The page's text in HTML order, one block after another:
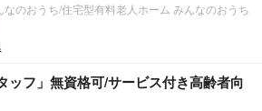
のおうち/住宅型有料老人ホーム みんなのおうち
ッフ」無資格可/サービス付き高齢者向